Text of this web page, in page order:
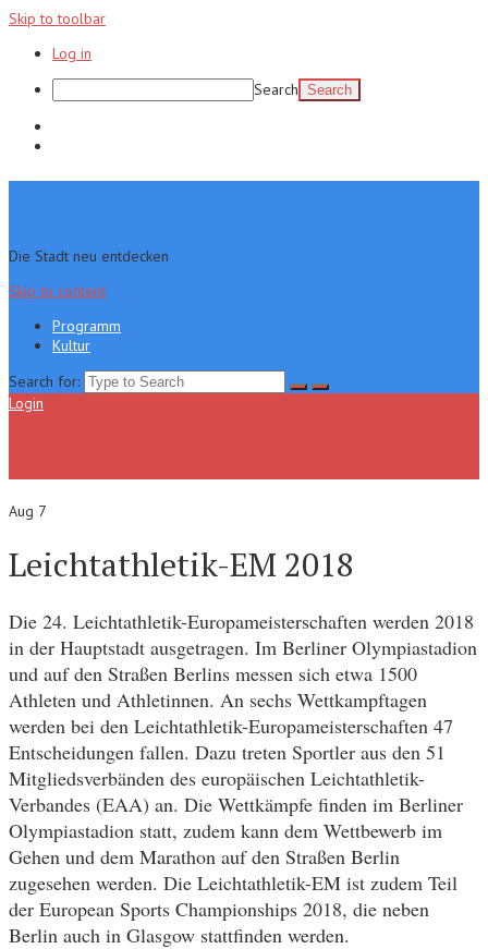
Skip to toolbar
Log in
Search
Die Stadt neu entdecken
Skip to content
Programm
Kultur
Search for:
Login
Aug 7
Leichtathletik-EM 2018
Die 24. Leichtathletik-Europameisterschaften werden 2018
in der Hauptstadt ausgetragen. Im Berliner Olympiastadion
und auf den Straßen Berlins messen sich etwa 1500
Athleten und Athletinnen. An sechs Wettkampftagen
werden bei den Leichtathletik-Europameisterschaften 47
Entscheidungen fallen. Dazu treten Sportler aus den 51
Mitgliedsverbänden des europäischen Leichtathletik-
Verbandes (EAA) an. Die Wettkämpfe finden im Berliner
Olympiastadion statt, zudem kann dem Wettbewerb im
Gehen und dem Marathon auf den Straßen Berlin
zugesehen werden. Die Leichtathletik-EM ist zudem Teil
der European Sports Championships 2018, die neben
Berlin auch in Glasgow stattfinden werden.